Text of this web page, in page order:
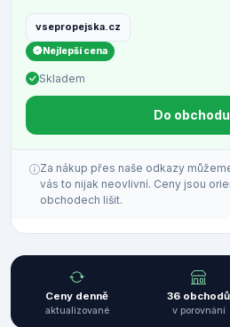
vsepropejska.cz
Nejlepší cena
Skladem
Do obchodu
Za nákup přes naše odkazy
vás to nijak neovlivní. Ceny jsou
obchodech lišit.
Ceny denně
aktualizované
36 obchodů
v porovnání